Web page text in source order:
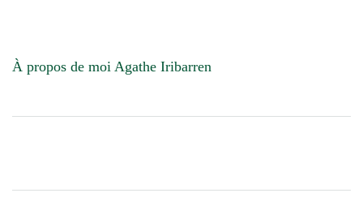
À propos de moi Agathe Iribarren